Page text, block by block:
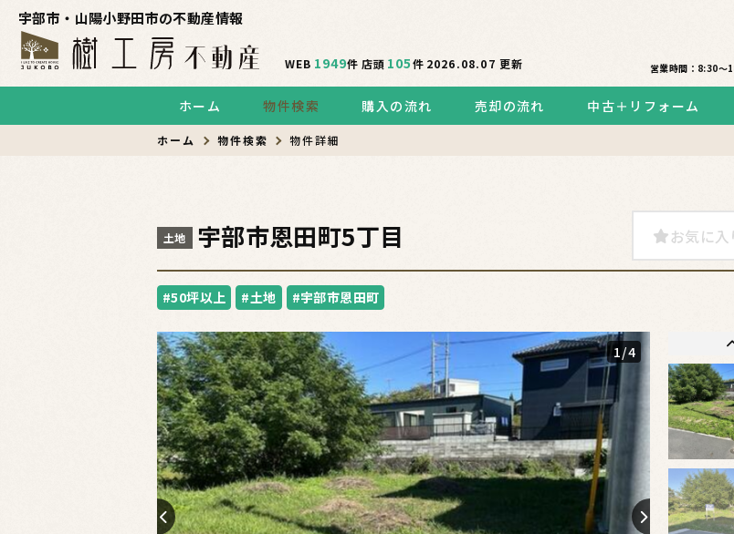
宇部市・山陽小野田市の不動産情報
WEB 1949件 店頭 105件 2026.08.07更新 営業時間：8:30〜
ホーム 物件検索 購入の流れ 売却の流れ 中古＋リフォーム
ホーム 物件検索 物件詳細
土地 宇部市恩田町5丁目 お気に
#50坪以上 #土地 #宇部市恩田町
1/4